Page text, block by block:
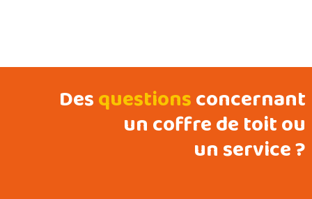
Desquestionsconcernant
un coffre de toit ou
un service ?